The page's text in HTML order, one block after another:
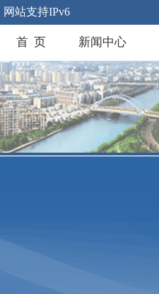
网站支持IPv6
首 页 新闻中心